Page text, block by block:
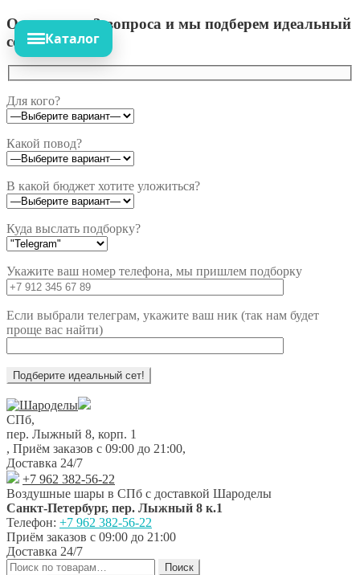
Ответьте на 3 вопроса и мы подберем идеальный
сет!
Для кого?
Какой повод?
В какой бюджет хотите уложиться?
Куда выслать подборку?
Укажите ваш номер телефона, мы пришлем подборку
Если выбрали телеграм, укажите ваш ник (так нам будет
проще вас найти)
Перейти
к
навигации
Перейти
к
содержимому
СПб,
пер. Лыжный 8, корп. 1
, Приём заказов с 09:00 до 21:00,
Доставка 24/7
+7 962 382-56-22
Воздушные шары в СПб с доставкой Шароделы
Санкт-Петербург, пер. Лыжный 8 к.1
Телефон: +7 962 382-56-22
Приём заказов с 09:00 до 21:00
Доставка 24/7
Искать:
Поиск
Каталог